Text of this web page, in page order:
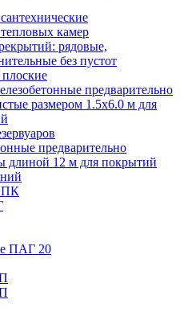
камер
рядовые,
без пустот
предварительно
размером 1.5х6.0 м для
предварительно
длиной 12 м для покрытий
ПК
ПАГ 20